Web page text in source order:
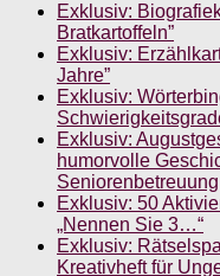
Exklusiv:
Bratkartoffeln”
Exklusiv:
Jahre”
Exklusiv:
Exklusiv:
humorvolle
Seniorenbetreuung
Exklusiv: 50
„Nennen Sie 3…“
Exklusiv:
Kreativheft für